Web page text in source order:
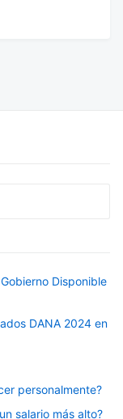
Disponible
DANA 2024 en
personalmente?
salario más alto?